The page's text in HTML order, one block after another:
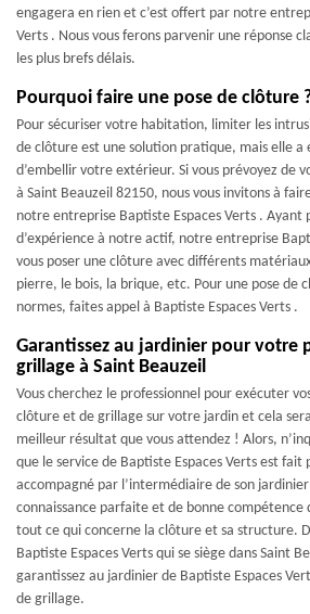
engagera en rien et c’est offert par notre
Verts . Nous vous ferons parvenir une réponse
les plus brefs délais.
Pourquoi faire une pose de clôture
Pour sécuriser votre habitation, limiter les
de clôture est une solution pratique, mais elle
d’embellir votre extérieur. Si vous prévoyez de
à Saint Beauzeil 82150, nous vous invitons à
notre entreprise Baptiste Espaces Verts . Ayant
d’expérience à notre actif, notre entreprise
vous poser une clôture avec différents
pierre, le bois, la brique, etc. Pour une pose de
normes, faites appel à Baptiste Espaces Verts .
Garantissez au jardinier pour votre
grillage à Saint Beauzeil
Vous cherchez le professionnel pour exécuter
clôture et de grillage sur votre jardin et cela
meilleur résultat que vous attendez ! Alors,
que le service de Baptiste Espaces Verts est fait
accompagné par l’intermédiaire de son
connaissance parfaite et de bonne compétence
tout ce qui concerne la clôture et sa structure.
Baptiste Espaces Verts qui se siège dans Saint
garantissez au jardinier de Baptiste Espaces
de grillage.